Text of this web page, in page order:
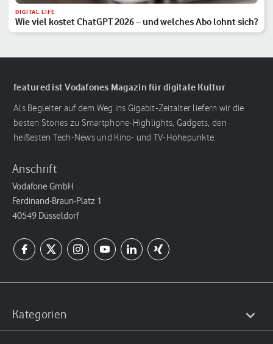
DIGITAL LIFE
Wie viel kostet ChatGPT 2026 – und welches Abo lohnt sich?
featured ist Vodafones Magazin für digitale Kultur
Als Begleiter auf dem Weg ins Gigabit-Zeitalter liefern wir die
besten Stories zu Smartphone-Highlights, Gadgets, den
heißesten Tech-News und Kino- und TV-Höhepunkte.
Anschrift
Vodafone GmbH
Ferdinand-Braun-Platz 1
40549 Düsseldorf
Kategorien